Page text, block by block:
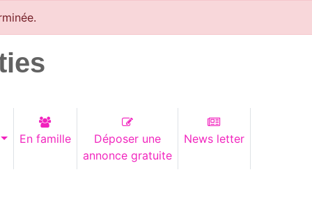
En famille
Déposer une
annonce gratuite
News letter